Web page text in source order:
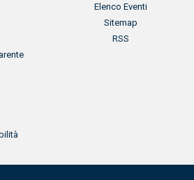
Elenco Eventi
Sitemap
RSS